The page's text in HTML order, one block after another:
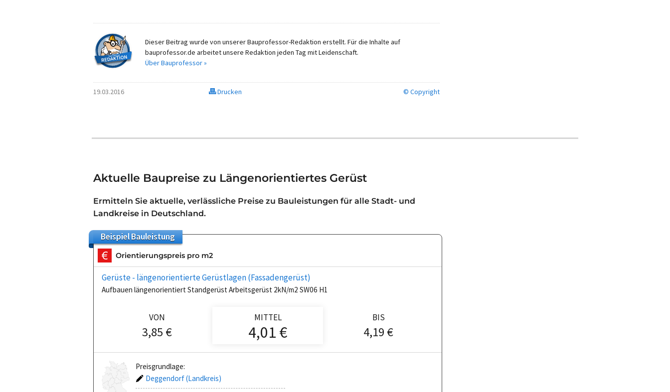
Dieser Beitrag wurde von unserer Bauprofessor-Redaktion erstellt. Für die Inhalte auf
bauprofessor.de arbeitet unsere Redaktion jeden Tag mit Leidenschaft.
Über Bauprofessor »
19.03.2016 Drucken © Copyright
Aktuelle Baupreise zu Längenorientiertes Gerüst
Ermitteln Sie aktuelle, verlässliche Preise zu Bauleistungen für alle Stadt- und
Landkreise in Deutschland.
BeispielBauleistung
Orientierungspreis pro m2
Gerüste - längenorientierte Gerüstlagen (Fassadengerüst)
Aufbauen längenorientiert Standgerüst Arbeitsgerüst 2kN/m2 SW06 H1
VON
3,85 €
MITTEL
4,01 €
BIS
4,19 €
Preisgrundlage:
Deggendorf (Landkreis)